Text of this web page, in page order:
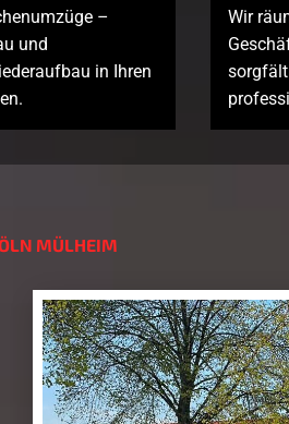
–
und
in Ihren
Wir
MÜLHEIM